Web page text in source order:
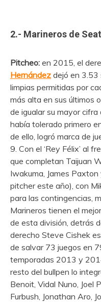
2.- Marineros de
Pitcheo: en 2015, el
Hernández dejó en 3.53
limpias permitidas por
más alta en sus últimos
de igualar su mayor
había tolerado primero
de ello, logró marca de
9. Con el ‘Rey Félix’ al
que completan Taijuan
Iwakuma, James
pitcher este año), con
para las contingencias,
Marineros tienen el
de esta división, detrás
derecho Steve Cishek
de salvar 73 juegos en
temporadas 2013 y
resto del bullpen lo
Benoit, Vidal Nuno, Joel
Furbush, Jonathan Aro,